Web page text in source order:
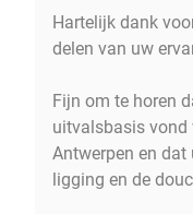
Hartelijk dank
delen van uw
Fijn om te horen
uitvalsbasis vond
Antwerpen en dat
ligging en de